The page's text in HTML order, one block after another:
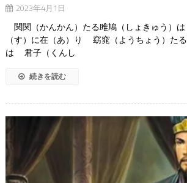
2023年4月1日
関関（かんかん）たる雎鳩（しょきゅう）
（す）に在（あ）り 窈窕（ようちょう）たる
は 君子（くんし
続きを読む